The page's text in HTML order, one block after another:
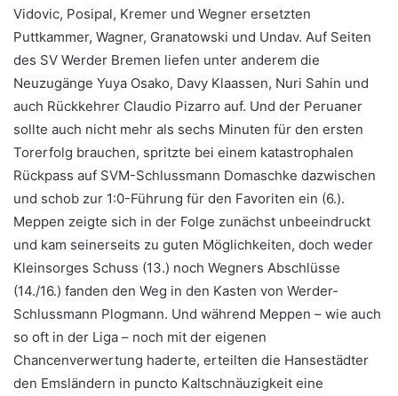
Vidovic, Posipal, Kremer und Wegner ersetzten
Puttkammer, Wagner, Granatowski und Undav. Auf Seiten
des SV Werder Bremen liefen unter anderem die
Neuzugänge Yuya Osako, Davy Klaassen, Nuri Sahin und
auch Rückkehrer Claudio Pizarro auf. Und der Peruaner
sollte auch nicht mehr als sechs Minuten für den ersten
Torerfolg brauchen, spritzte bei einem katastrophalen
Rückpass auf SVM-Schlussmann Domaschke dazwischen
und schob zur 1:0-Führung für den Favoriten ein (6.).
Meppen zeigte sich in der Folge zunächst unbeeindruckt
und kam seinerseits zu guten Möglichkeiten, doch weder
Kleinsorges Schuss (13.) noch Wegners Abschlüsse
(14./16.) fanden den Weg in den Kasten von Werder-
Schlussmann Plogmann. Und während Meppen – wie auch
so oft in der Liga – noch mit der eigenen
Chancenverwertung haderte, erteilten die Hansestädter
den Emsländern in puncto Kaltschnäuzigkeit eine